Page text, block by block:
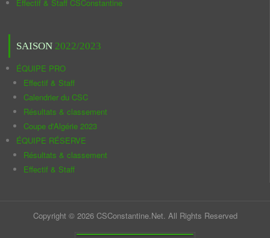
Effectif & Staff CSConstantine
SAISON 2022/2023
ÉQUIPE PRO
Effectif & Staff
Calendrier du CSC
Résultats & classement
Coupe d'Algérie 2023
ÉQUIPE RÉSERVE
Résultats & classement
Effectif & Staff
Copyright © 2026 CSConstantine.Net. All Rights Reserved